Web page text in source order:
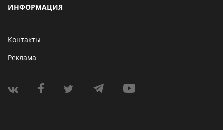
ИНФОРМАЦИЯ
Контакты
Реклама